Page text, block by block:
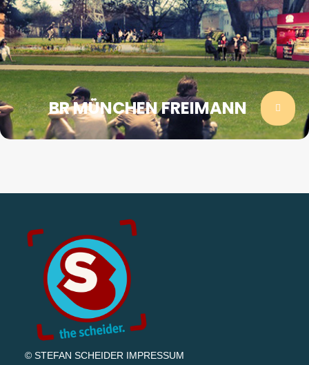
BR MÜNCHEN FREIMANN
© STEFAN SCHEIDER IMPRESSUM